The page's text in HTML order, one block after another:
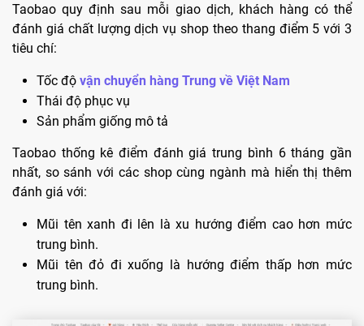
Taobao quy định sau mỗi giao dịch, khách hàng có thể
đánh giá chất lượng dịch vụ shop theo thang điểm 5 với 3
tiêu chí:
Tốc độ vận chuyển hàng Trung về Việt Nam
Thái độ phục vụ
Sản phẩm giống mô tả
Taobao thống kê điểm đánh giá trung bình 6 tháng gần
nhất, so sánh với các shop cùng ngành mà hiển thị thêm
đánh giá với:
Mũi tên xanh đi lên là xu hướng điểm cao hơn mức
trung bình.
Mũi tên đỏ đi xuống là hướng điểm thấp hơn mức
trung bình.